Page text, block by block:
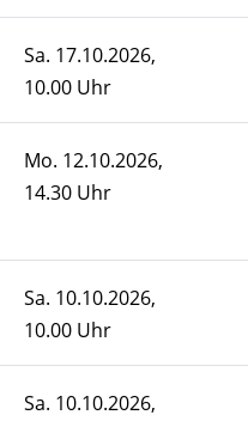
Sa. 17.10.2026,
10.00 Uhr
Mo. 12.10.2026,
14.30 Uhr
Sa. 10.10.2026,
10.00 Uhr
Sa. 10.10.2026,